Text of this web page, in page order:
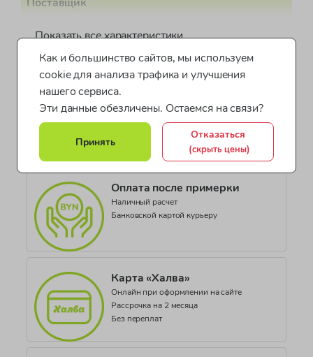
Пол
для девочки
Страна производства
КНР (Китайская Народная Республика)
Документ о соответствии
ДЕАЭС № RU Д-GB.АБ87.В.01619/20
Коллекция
BABY ACCESSORIES
Показать все характеристики
Панамы для детей Одежда для девочек Next
Обувь и аксессуары Next Панамы для девочек
Одежда на пляж для девочек Все категории товара >
Оплата после примерки
Наличный расчет
Банковской картой курьеру
Карта «Халва»
Онлайн при оформлении на сайте
Рассрочка на 2 месяца
Без переплат
Как и большинство сайтов, мы используем
cookie для анализа трафика и улучшения
нашего сервиса.
Эти данные обезличены. Остаемся на связи?
Принять
Отказаться
(скрыть цены)